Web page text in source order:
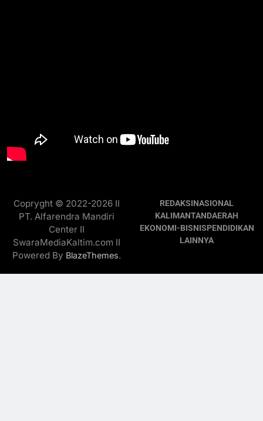
Copryght © 2022-2026 II
PT. Alfarendra Mandiri
Center II
SwaraMediaKaltim.com II
Powered By BlazeThemes.
REDAKSINASIONAL
KALIMANTANDAERAH
EKONOMI-BISNISPENDIDIKAN
LAINNYA